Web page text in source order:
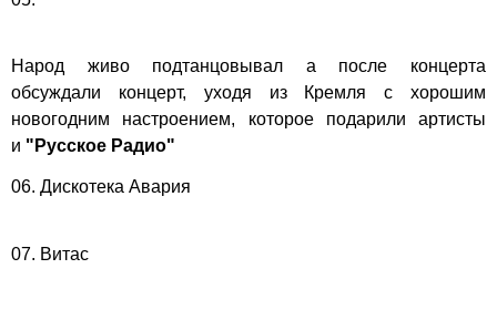
Народ живо подтанцовывал а после концерта
обсуждали концерт, уходя из Кремля с хорошим
новогодним настроением, которое подарили артисты
и "Русское Радио"
06. Дискотека Авария
07. Витас